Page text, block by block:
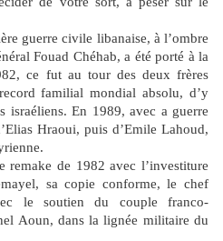
guerre civile libanaise, à l’ombre
Fouad Chéhab, a été porté à la
ce fut au tour des deux frères
familial mondial absolu, d’y
israéliens. En 1989, avec a guerre
Hraoui, puis d’Emile Lahoud,
de 1982 avec l’investiture
sa copie conforme, le chef
le soutien du couple franco-
Aoun, dans la lignée militaire du